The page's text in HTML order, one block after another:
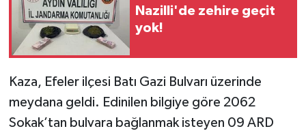
Nazilli'de zehire geçit
yok!
Kaza, Efeler ilçesi Batı Gazi Bulvarı üzerinde
meydana geldi. Edinilen bilgiye göre 2062
Sokak’tan bulvara bağlanmak isteyen 09 ARD